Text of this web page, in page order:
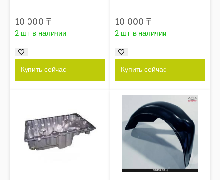
10 000 ₸
2 шт в наличии
Купить сейчас
10 000 ₸
2 шт в наличии
Купить сейчас